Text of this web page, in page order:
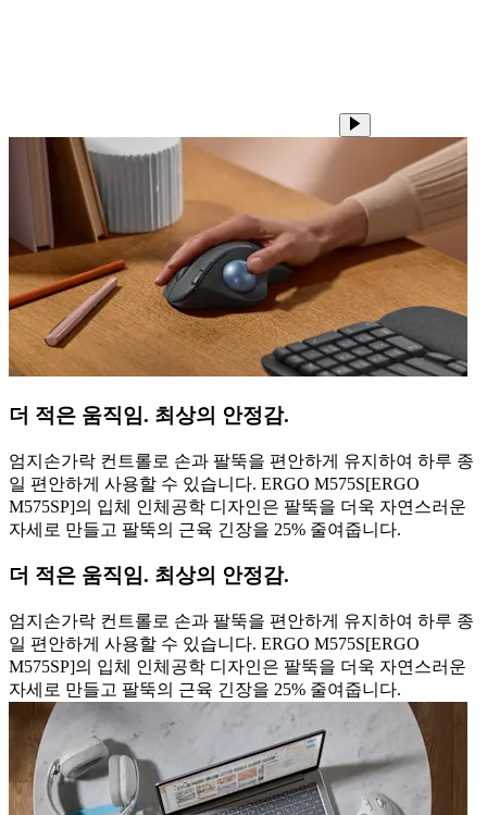
더 적은 움직임. 최상의 안정감.
엄지손가락 컨트롤로 손과 팔뚝을 편안하게 유지하여 하루 종
일 편안하게 사용할 수 있습니다. ERGO M575S[ERGO
M575SP]의 입체 인체공학 디자인은 팔뚝을 더욱 자연스러운
자세로 만들고 팔뚝의 근육 긴장을 25% 줄여줍니다.
더 적은 움직임. 최상의 안정감.
엄지손가락 컨트롤로 손과 팔뚝을 편안하게 유지하여 하루 종
일 편안하게 사용할 수 있습니다. ERGO M575S[ERGO
M575SP]의 입체 인체공학 디자인은 팔뚝을 더욱 자연스러운
자세로 만들고 팔뚝의 근육 긴장을 25% 줄여줍니다.